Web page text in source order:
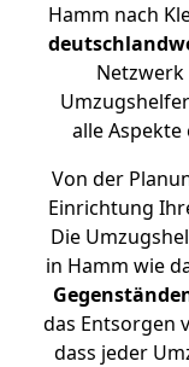
Hamm nach
alle
Von der
Einrichtung
Die
in Hamm wie
das Entsorgen
dass jeder